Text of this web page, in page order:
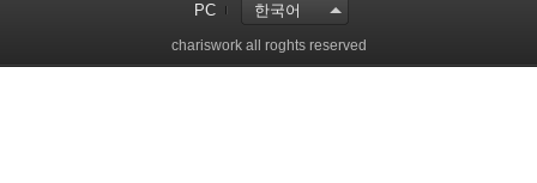
PC 한국어
chariswork all roghts reserved